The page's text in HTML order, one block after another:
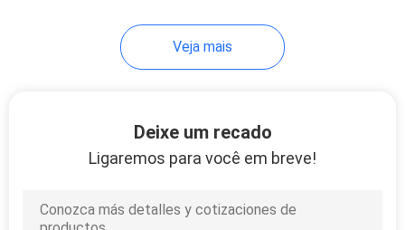
Máquina de recicl
Veja mais
Deixe um recado
Ligaremos para você em breve!